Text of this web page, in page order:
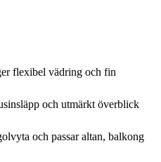
flexibel vädring och fin
och utmärkt överblick
och passar altan, balkong